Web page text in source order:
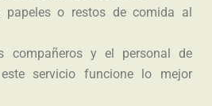
papeles o restos de comida al
compañeros y el personal de
servicio funcione lo mejor